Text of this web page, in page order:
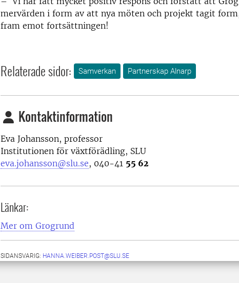
mervärden i form av att nya möten och projekt tagit
fram emot fortsättningen!
Relaterade sidor: Samverkan Partnerskap Alnarp
Kontaktinformation
Eva Johansson, professor
Institutionen för växtförädling, SLU
eva.johansson@slu.se, 040-41 55 62
Länkar:
Mer om Grogrund
SIDANSVARIG: HANNA.WEIBER.POST@SLU.SE